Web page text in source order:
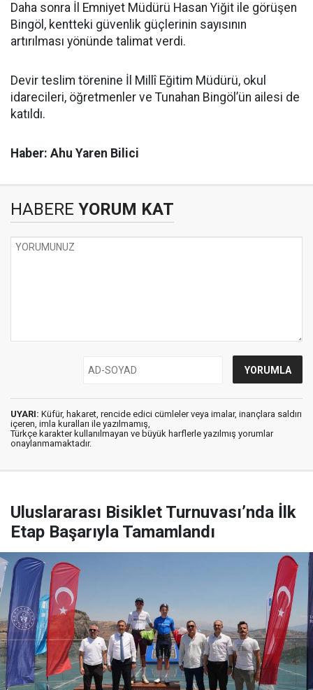
Daha sonra İl Emniyet Müdürü Hasan Yiğit ile görüşen
Bingöl, kentteki güvenlik güçlerinin sayısının
artırılması yönünde talimat verdi.
Devir teslim törenine İl Millî Eğitim Müdürü, okul
idarecileri, öğretmenler ve Tunahan Bingöl’ün ailesi de
katıldı.
Haber: Ahu Yaren Bilici
HABERE YORUM KAT
UYARI: Küfür, hakaret, rencide edici cümleler veya imalar, inançlara saldırı
içeren, imla kuralları ile yazılmamış,
Türkçe karakter kullanılmayan ve büyük harflerle yazılmış yorumlar
onaylanmamaktadır.
Uluslararası Bisiklet Turnuvası’nda İlk
Etap Başarıyla Tamamlandı